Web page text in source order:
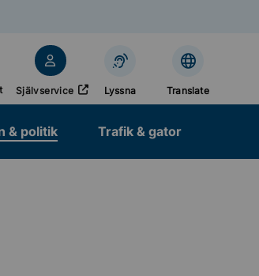
Självservice
Öppnas i nytt fönster
Lyssna Translate
& politik Trafik & gator